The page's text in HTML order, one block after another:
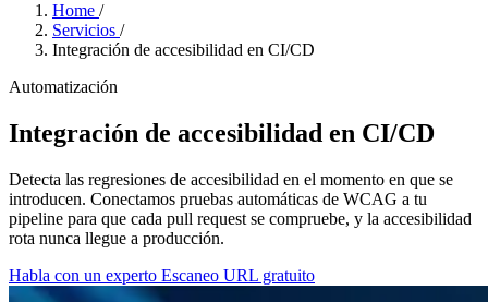
Home /
Servicios /
Integración de accesibilidad en CI/CD
Automatización
Integración de accesibilidad en CI/CD
Detecta las regresiones de accesibilidad en el momento en que se
introducen. Conectamos pruebas automáticas de WCAG a tu
pipeline para que cada pull request se compruebe, y la accesibilidad
rota nunca llegue a producción.
Habla con un experto Escaneo URL gratuito